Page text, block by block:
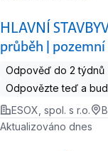
HLAVNÍ
průběh |
Odpověď do 2 týdnů
Odpovězte teď a
ESOX, spol. s r.o.
Aktualizováno dnes